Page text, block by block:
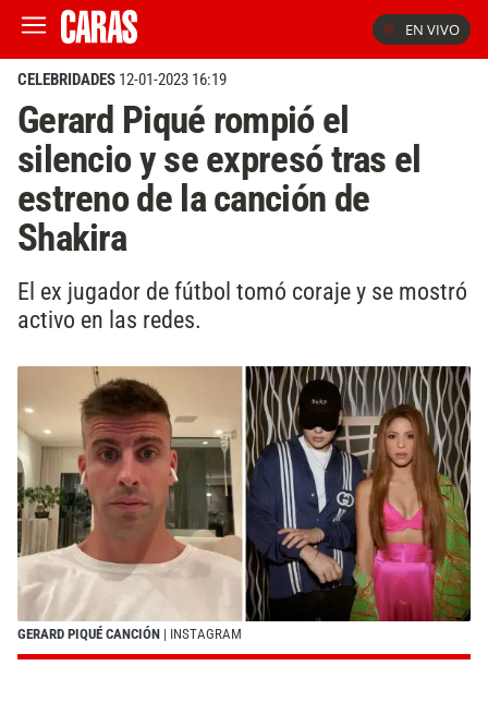
EN VIVO
CELEBRIDADES 12-01-2023 16:19
Gerard Piqué rompió el
silencio y se expresó tras el
estreno de la canción de
Shakira
El ex jugador de fútbol tomó coraje y se mostró
activo en las redes.
GERARD PIQUÉ CANCIÓN | INSTAGRAM